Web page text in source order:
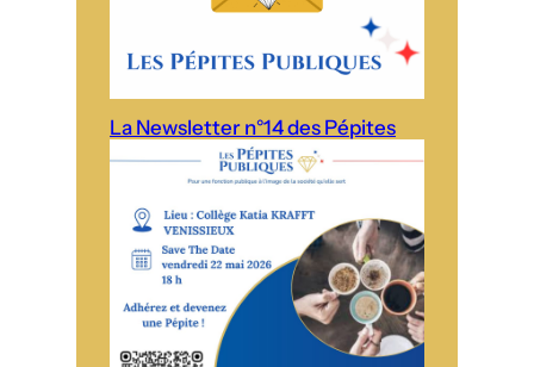
La Newsletter n°14 des Pépites